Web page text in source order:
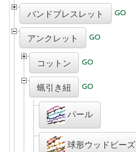
バンドブレスレット
アンクレット
コットン
蝋引き紐
パール
球形ウッドビーズ